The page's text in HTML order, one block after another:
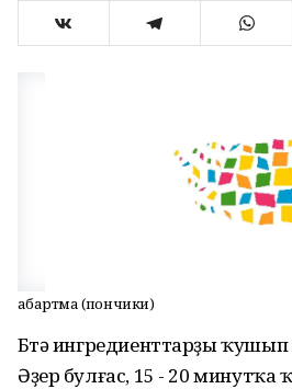
Ҡабартма (пончики)
Бөтә ингредиенттарҙы
Әҙер булғас, 15 - 20